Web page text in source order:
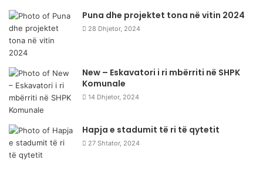
Puna dhe projektet tona në vitin 2024
28 Dhjetor, 2024
New – Eskavatori i ri mbërriti në SHPK
Komunale
14 Dhjetor, 2024
Hapja e stadumit të ri të qytetit
27 Shtator, 2024